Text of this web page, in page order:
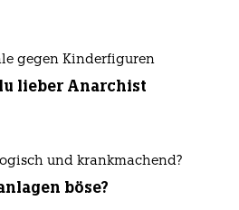
gegen Kinderfiguren
lieber Anarchist
und krankmachend?
böse?